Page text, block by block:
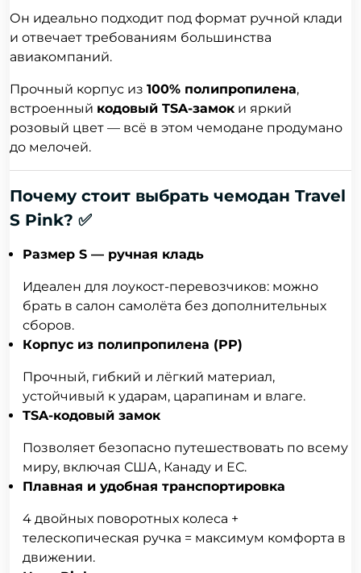
Он идеально подходит под формат ручной клади
и отвечает требованиям большинства
авиакомпаний.
Прочный корпус из 100% полипропилена,
встроенный кодовый TSA-замок и яркий
розовый цвет — всё в этом чемодане продумано
до мелочей.
Почему стоит выбрать чемодан Travel
S Pink? ✅
Размер S — ручная кладь
Идеален для лоукост-перевозчиков: можно
брать в салон самолёта без дополнительных
сборов.
Корпус из полипропилена (PP)
Прочный, гибкий и лёгкий материал,
устойчивый к ударам, царапинам и влаге.
TSA-кодовый замок
Позволяет безопасно путешествовать по всему
миру, включая США, Канаду и ЕС.
Плавная и удобная транспортировка
4 двойных поворотных колеса +
телескопическая ручка = максимум комфорта в
движении.